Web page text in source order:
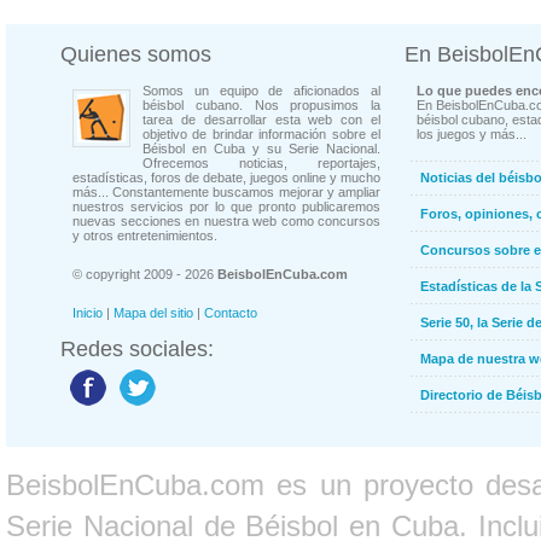
Quienes somos
Somos un equipo de aficionados al
béisbol cubano. Nos propusimos la
tarea de desarrollar esta web con el
objetivo de brindar información sobre el
Béisbol en Cuba y su Serie Nacional.
Ofrecemos noticias, reportajes,
estadísticas, foros de debate, juegos online y mucho
más... Constantemente buscamos mejorar y ampliar
nuestros servicios por lo que pronto publicaremos
nuevas secciones en nuestra web como concursos
y otros entretenimientos.
© copyright 2009 - 2026 BeisbolEnCuba.com
Inicio | Mapa del sitio | Contacto
Redes sociales:
En
Lo que puedes
En
béisbol cubano,
los juegos y más...
Noticias del
Foros, opiniones,
Concursos sobre
Estadísticas de la
Serie 50, la Serie
Mapa de nuestra
Directorio de
BeisbolEnCuba.com es un proyecto
Serie Nacional de Béisbol en Cuba.